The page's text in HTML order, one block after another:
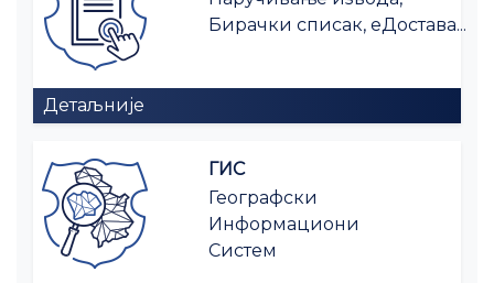
Бирачки списак, еДостава...
Детаљније
ГИС
Географски
Информациони
Систем